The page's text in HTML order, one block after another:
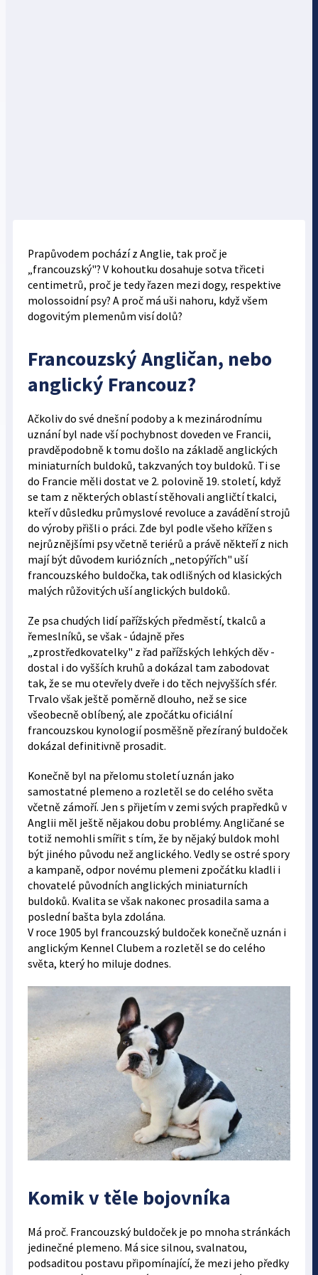
Prapůvodem pochází z Anglie, tak proč je
„francouzský"? V kohoutku dosahuje sotva třiceti
centimetrů, proč je tedy řazen mezi dogy, respektive
molossoidní psy? A proč má uši nahoru, když všem
dogovitým plemenům visí dolů?
Francouzský Angličan, nebo
anglický Francouz?
Ačkoliv do své dnešní podoby a k mezinárodnímu
uznání byl nade vší pochybnost doveden ve Francii,
pravděpodobně k tomu došlo na základě anglických
miniaturních buldoků, takzvaných toy buldoků. Ti se
do Francie měli dostat ve 2. polovině 19. století, když
se tam z některých oblastí stěhovali angličtí tkalci,
kteří v důsledku průmyslové revoluce a zavádění strojů
do výroby přišli o práci. Zde byl podle všeho křížen s
nejrůznějšími psy včetně teriérů a právě někteří z nich
mají být důvodem kuriózních „netopýřích" uší
francouzského buldočka, tak odlišných od klasických
malých růžovitých uší anglických buldoků.
Ze psa chudých lidí pařížských předměstí, tkalců a
řemeslníků, se však - údajně přes
„zprostředkovatelky" z řad pařížských lehkých děv -
dostal i do vyšších kruhů a dokázal tam zabodovat
tak, že se mu otevřely dveře i do těch nejvyšších sfér.
Trvalo však ještě poměrně dlouho, než se sice
všeobecně oblíbený, ale zpočátku oficiální
francouzskou kynologií posměšně přezíraný buldoček
dokázal definitivně prosadit.
Konečně byl na přelomu století uznán jako
samostatné plemeno a rozletěl se do celého světa
včetně zámoří. Jen s přijetím v zemi svých prapředků v
Anglii měl ještě nějakou dobu problémy. Angličané se
totiž nemohli smířit s tím, že by nějaký buldok mohl
být jiného původu než anglického. Vedly se ostré spory
a kampaně, odpor novému plemeni zpočátku kladli i
chovatelé původních anglických miniaturních
buldoků. Kvalita se však nakonec prosadila sama a
poslední bašta byla zdolána.
V roce 1905 byl francouzský buldoček konečně uznán i
anglickým Kennel Clubem a rozletěl se do celého
světa, který ho miluje dodnes.
Komik v těle bojovníka
Má proč. Francouzský buldoček je po mnoha stránkách
jedinečné plemeno. Má sice silnou, svalnatou,
podsaditou postavu připomínající, že mezi jeho předky